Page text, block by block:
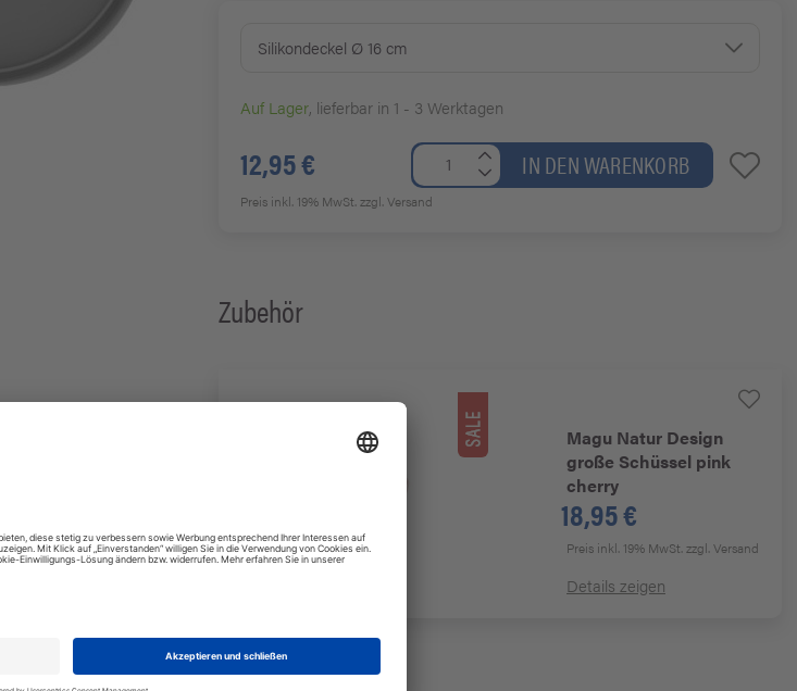
Silikondeckel Ø 16 cm
Auf Lager, lieferbar in 1 - 3 Werktagen
12,95 € IN DEN WARENKORB
Preis inkl. 19% MwSt.zzgl. Versand
98% natürlichen
noch super
Zubehör
+2
Varianten
Magu Natur Design
große Schüssel pink
cherry
18,95 €
Preis inkl. 19% MwSt.zzgl. Versand
Details zeigen